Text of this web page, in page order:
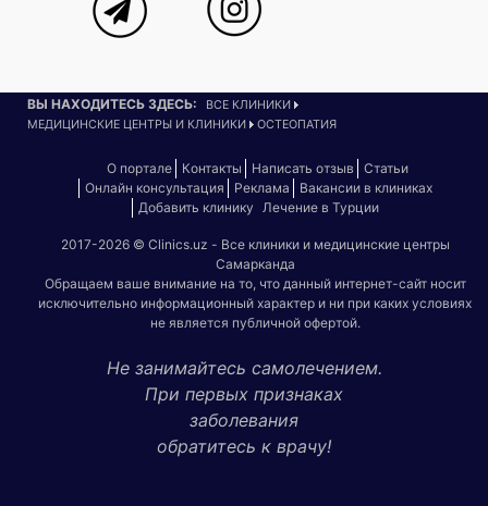
ВЫ НАХОДИТЕСЬ ЗДЕСЬ:
ВСЕ КЛИНИКИ
МЕДИЦИНСКИЕ ЦЕНТРЫ И КЛИНИКИ
ОСТЕОПАТИЯ
О портале Контакты Написать отзыв
Статьи
Онлайн консультация
Реклама
Вакансии в клиниках
Добавить клинику
Лечение в Турции
2017-2026 © Clinics.uz - Все клиники и медицинские центры
Самарканда
Обращаем ваше внимание на то, что данный интернет-сайт носит
исключительно информационный характер и ни при каких условиях
не является публичной офертой.
Не занимайтесь самолечением.
При первых признаках
заболевания
обратитесь к врачу!